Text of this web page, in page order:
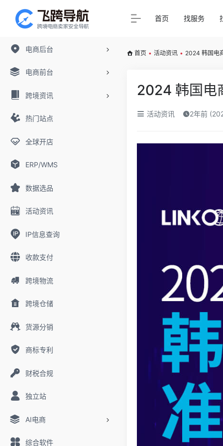
电商后台
电商前台
跨境资讯
热门站点
全球开店
ERP/WMS
数据选品
活动资讯
IP信息查询
收款支付
跨境物流
跨境仓储
货源分销
商标专利
财税合规
独立站
AI电商
综合软件
首页 找服务
首页 • 活动资讯 • 2024 韩国电
2024 韩国电
活动资讯 2年前